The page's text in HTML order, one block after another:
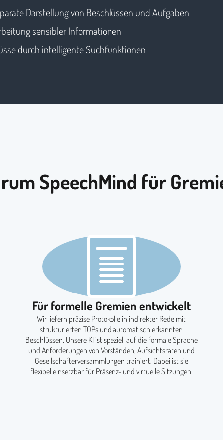
Darstellung von Beschlüssen und Aufgaben
sensibler Informationen
durch intelligente Suchfunktionen
SpeechMind für
Für formelle Gremien entwickelt
Wir liefern präzise Protokolle in indirekter Rede mit
strukturierten TOPs und automatisch erkannten
Beschlüssen. Unsere KI ist speziell auf die formale Sprache
und Anforderungen von Vorständen, Aufsichtsräten und
Gesellschafterversammlungen trainiert. Dabei ist sie
flexibel einsetzbar für Präsenz- und virtuelle Sitzungen.